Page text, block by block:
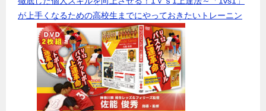
が上手くなるための高校生までにやっておきたいトレーニン